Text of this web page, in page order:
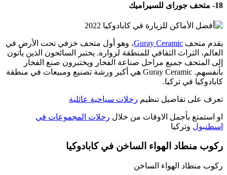
18- متحف جوراى للسيراميك
يقدم متحف Guray Ceramic، وهو أول متحف خزفي تحت الأرض في
العالم، التراث الثقافي للمنطقة لزواره. يختبر السائحون الذين يأتون
إلى المتحف جميع مراحل صناعة الفخار ويختبرون صنع الفخار
بأنفسهم. Guray Ceramic هي أكبر ورشة تصنيع ومبيعات في منطقة
كابادوكيا في تركيا.
تعرف على تفاصيل تنظيم رحلات سياحية عائلية
او استمتع بأجمل الاوقات من خلال رحلات المجموعات في
اسطنبول وتركيا
ركوب منطاد الهواء الساخن في كابادوكيا
ركوب منطاد الهواء الساخن